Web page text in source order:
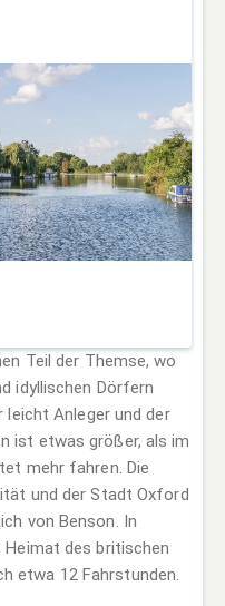
Teil der Themse, wo
idyllischen Dörfern
Anleger und der
ist etwas größer, als im
mehr fahren. Die
und der Stadt Oxford
von Benson. In
Heimat des britischen
etwa 12 Fahrstunden.